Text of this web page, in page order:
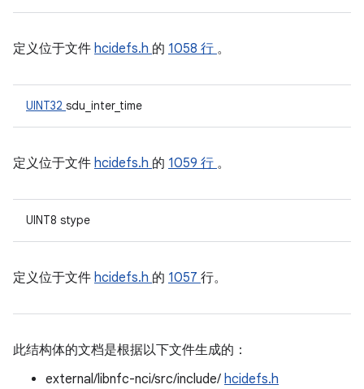
定义位于文件 hcidefs.h 的 1058 行 。
UINT32 sdu_inter_time
定义位于文件 hcidefs.h 的 1059 行 。
UINT8 stype
定义位于文件 hcidefs.h 的 1057 行。
此结构体的文档是根据以下文件生成的：
external/libnfc-nci/src/include/ hcidefs.h